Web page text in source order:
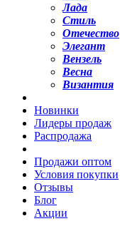
Лада
Стиль
Отечество
Элегант
Вензель
Весна
Византия
Новинки
Лидеры продаж
Распродажа
Продажи оптом
Условия покупки
Отзывы
Блог
Акции